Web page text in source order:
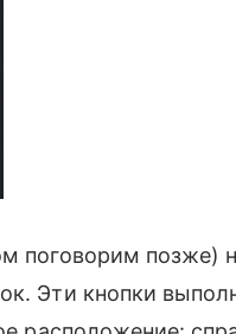
поговорим позже)
Эти кнопки